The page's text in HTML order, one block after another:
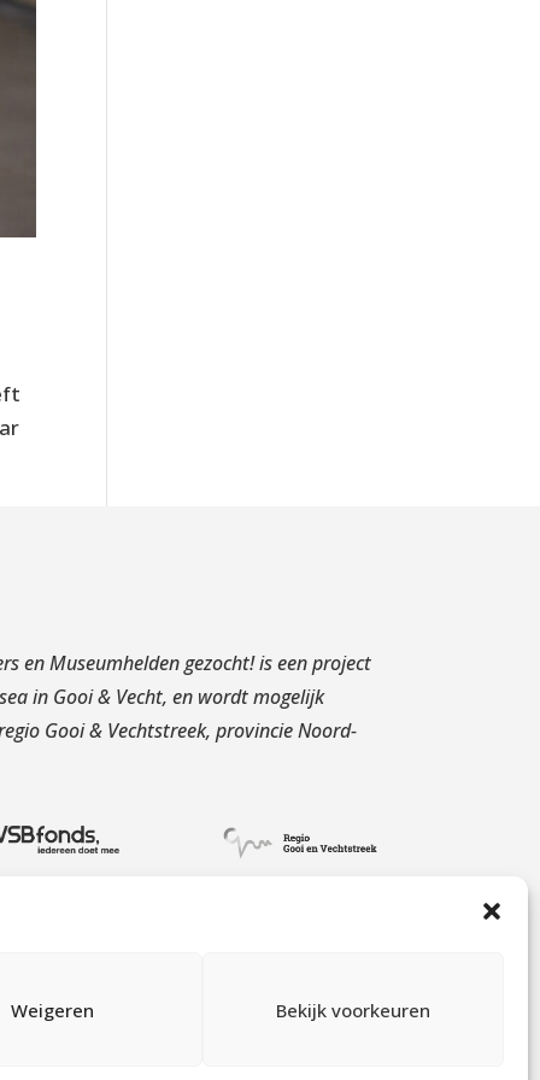
Weigeren Bekijk voorkeuren
en Museumhelden gezocht! is een project
in Gooi & Vecht, en wordt mogelijk
Gooi & Vechtstreek, provincie Noord-